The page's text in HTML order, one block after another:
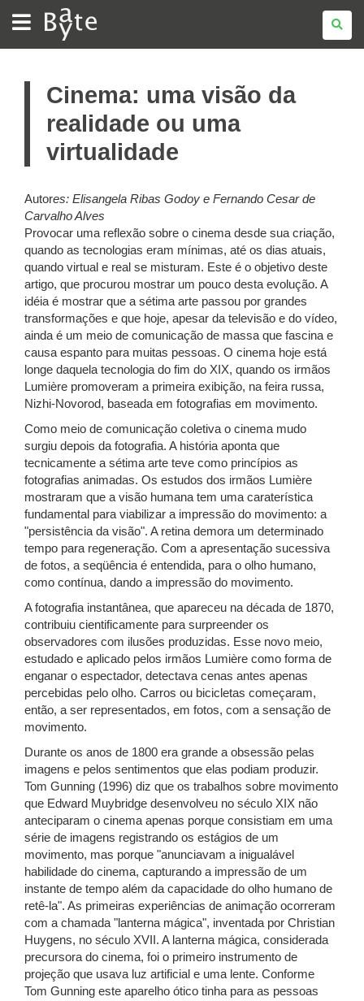
BATE
BYTE
Cinema: uma visão da
realidade ou uma
virtualidade
Autores: Elisangela Ribas Godoy e Fernando Cesar de
Carvalho Alves
Provocar uma reflexão sobre o cinema desde sua criação,
quando as tecnologias eram mínimas, até os dias atuais,
quando virtual e real se misturam. Este é o objetivo deste
artigo, que procurou mostrar um pouco desta evolução. A
idéia é mostrar que a sétima arte passou por grandes
transformações e que hoje, apesar da televisão e do vídeo,
ainda é um meio de comunicação de massa que fascina e
causa espanto para muitas pessoas. O cinema hoje está
longe daquela tecnologia do fim do XIX, quando os irmãos
Lumière promoveram a primeira exibição, na feira russa,
Nizhi-Novorod, baseada em fotografias em movimento.
Como meio de comunicação coletiva o cinema mudo
surgiu depois da fotografia. A história aponta que
tecnicamente a sétima arte teve como princípios as
fotografias animadas. Os estudos dos irmãos Lumière
mostraram que a visão humana tem uma caraterística
fundamental para viabilizar a impressão do movimento: a
"persistência da visão". A retina demora um determinado
tempo para regeneração. Com a apresentação sucessiva
de fotos, a seqüência é entendida, para o olho humano,
como contínua, dando a impressão do movimento.
A fotografia instantânea, que apareceu na década de 1870,
contribuiu cientificamente para surpreender os
observadores com ilusões produzidas. Esse novo meio,
estudado e aplicado pelos irmãos Lumière como forma de
enganar o espectador, detectava cenas antes apenas
percebidas pelo olho. Carros ou bicicletas começaram,
então, a ser representados, em fotos, com a sensação de
movimento.
Durante os anos de 1800 era grande a obsessão pelas
imagens e pelos sentimentos que elas podiam produzir.
Tom Gunning (1996) diz que os trabalhos sobre movimento
que Edward Muybridge desenvolveu no século XIX não
anteciparam o cinema apenas porque consistiam em uma
série de imagens registrando os estágios de um
movimento, mas porque "anunciavam a inigualável
habilidade do cinema, capturando a impressão de um
instante de tempo além da capacidade do olho humano de
retê-la". As primeiras experiências de animação ocorreram
com a chamada "lanterna mágica", inventada por Christian
Huygens, no século XVII. A lanterna mágica, considerada
precursora do cinema, foi o primeiro instrumento de
projeção que usava luz artificial e uma lente. Conforme
Tom Gunning este aparelho ótico tinha para as pessoas